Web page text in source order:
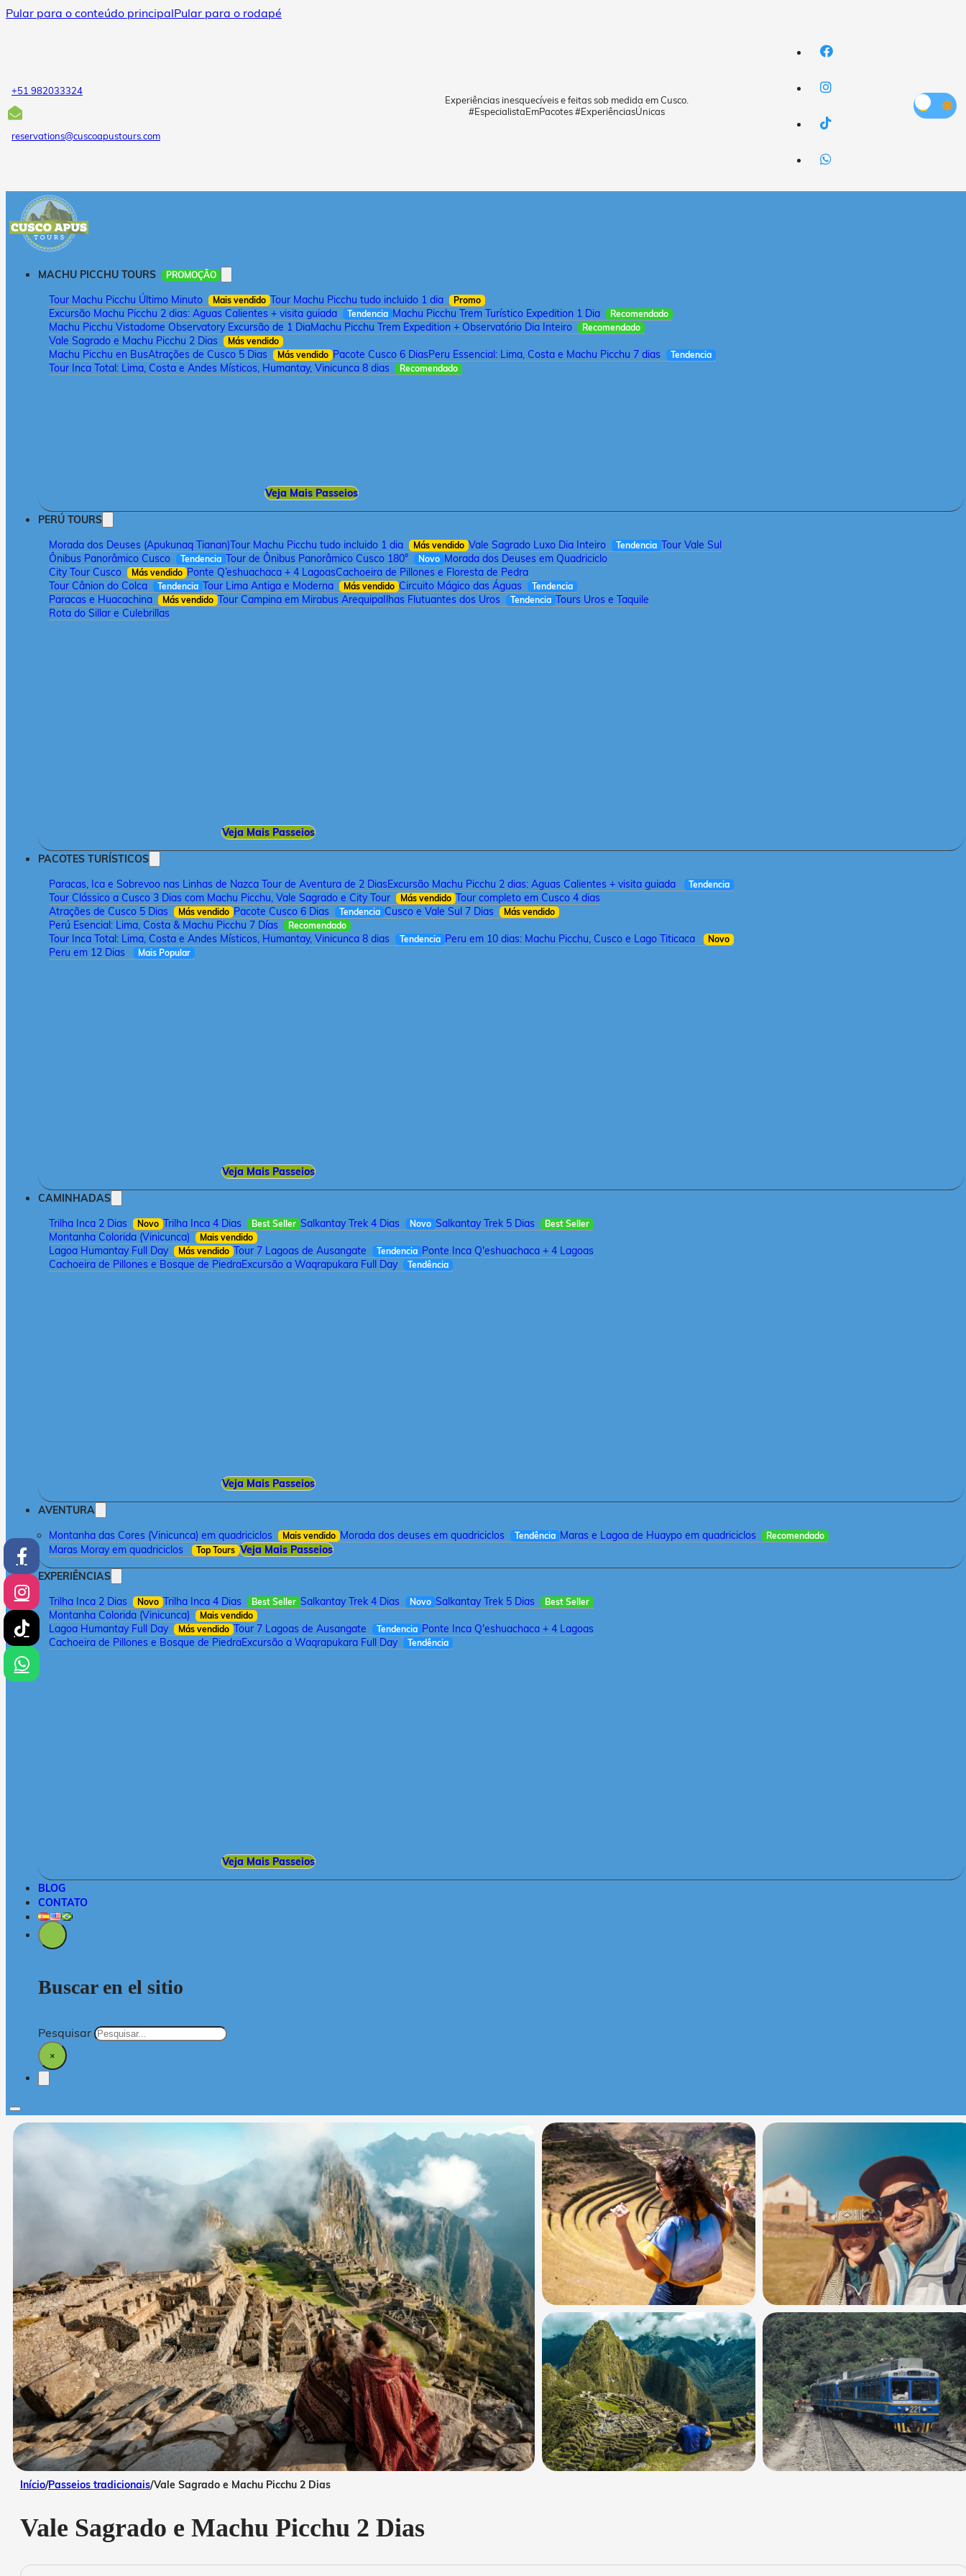
Pular para o conteúdo principalPular para o rodapé
+51 982033324
reservations@cuscoapustours.com
Experiências inesquecíveis e feitas sob medida em Cusco.
#EspecialistaEmPacotes #ExperiênciasÚnicas
MACHU PICCHU TOURS PROMOÇÃO
Tour Machu Picchu Último Minuto Mais vendido Tour Machu Picchu tudo incluido 1 dia Promo
Excursão Machu Picchu 2 dias: Aguas Calientes + visita guiada Tendencia Machu Picchu Trem Turístico Expedition 1 Dia Recomendado
Machu Picchu Vistadome Observatory Excursão de 1 DiaMachu Picchu Trem Expedition + Observatório Dia Inteiro Recomendado
Vale Sagrado e Machu Picchu 2 Dias Más vendido
Machu Picchu en BusAtrações de Cusco 5 Dias Más vendido Pacote Cusco 6 DiasPeru Essencial: Lima, Costa e Machu Picchu 7 dias Tendencia
Tour Inca Total: Lima, Costa e Andes Místicos, Humantay, Vinicunca 8 dias Recomendado
Veja Mais Passeios
PERÚ TOURS
Morada dos Deuses (Apukunaq Tianan)Tour Machu Picchu tudo incluido 1 dia Más vendido Vale Sagrado Luxo Dia Inteiro Tendencia Tour Vale Sul
Ônibus Panorâmico Cusco
Tendencia Tour de Ônibus Panorâmico Cusco 180° Novo Morada dos Deuses em Quadriciclo
City Tour Cusco
Más vendido Ponte Q’eshuachaca + 4 LagoasCachoeira de Pillones e Floresta de Pedra
Tour Cânion do Colca
Tendencia Tour Lima Antiga e Moderna Más vendido Circuito Mágico das Águas Tendencia
Paracas e Huacachina Más vendido Tour Campina em Mirabus ArequipaIlhas Flutuantes dos Uros Tendencia Tours Uros e Taquile
Rota do Sillar e Culebrillas
Veja Mais Passeios
PACOTES TURÍSTICOS
Paracas, Ica e Sobrevoo nas Linhas de Nazca Tour de Aventura de 2 DiasExcursão Machu Picchu 2 dias: Aguas Calientes + visita guiada Tendencia
Tour Clássico a Cusco 3 Dias com Machu Picchu, Vale Sagrado e City Tour Más vendido Tour completo em Cusco 4 dias
Atrações de Cusco 5 Dias
Más vendido Pacote Cusco 6 Dias Tendencia Cusco e Vale Sul 7 Dias Más vendido
Perú Esencial: Lima, Costa & Machu Picchu 7 Días Recomendado
Tour Inca Total: Lima, Costa e Andes Místicos, Humantay, Vinicunca 8 dias Tendencia Peru em 10 dias: Machu Picchu, Cusco e Lago Titicaca Novo
Peru em 12 Dias Mais Popular
Veja Mais Passeios
CAMINHADAS
Trilha Inca 2 Dias
Novo Trilha Inca 4 Dias Best Seller Salkantay Trek 4 Dias Novo Salkantay Trek 5 Dias Best Seller
Montanha Colorida (Vinicunca) Mais vendido
Lagoa Humantay Full Day Más vendido Tour 7 Lagoas de Ausangate Tendencia Ponte Inca Q'eshuachaca + 4 Lagoas
Cachoeira de Pillones e Bosque de PiedraExcursão a Waqrapukara Full Day Tendência
Veja Mais Passeios
AVENTURA
Montanha das Cores (Vinicunca) em quadriciclos
Mais vendido Morada dos deuses em quadriciclos Tendência Maras e Lagoa de Huaypo em quadriciclos Recomendado
Maras Moray em quadriciclos Top Tours Veja Mais Passeios
EXPERIÊNCIAS
Trilha Inca 2 Dias
Novo Trilha Inca 4 Dias Best Seller Salkantay Trek 4 Dias Novo Salkantay Trek 5 Dias Best Seller
Montanha Colorida (Vinicunca) Mais vendido
Lagoa Humantay Full Day Más vendido Tour 7 Lagoas de Ausangate Tendencia Ponte Inca Q'eshuachaca + 4 Lagoas
Cachoeira de Pillones e Bosque de PiedraExcursão a Waqrapukara Full Day Tendência
Veja Mais Passeios
BLOG
CONTATO
Buscar en el sitio
Pesquisar
×
Início/Passeios tradicionais/Vale Sagrado e Machu Picchu 2 Dias
Vale Sagrado e Machu Picchu 2 Dias